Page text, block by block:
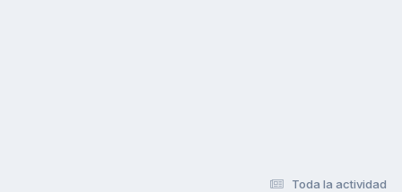
Toda la actividad